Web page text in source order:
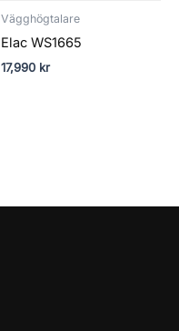
Vägghögtalare
Elac WS1665
17,990 kr